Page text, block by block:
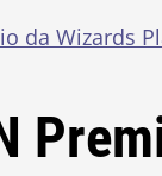
da Wizards